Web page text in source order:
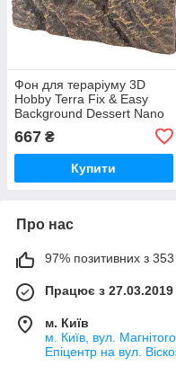
Фон для тераріуму 3D
Hobby Terra Fix & Easy
Background Dessert Nano
1 24,7x19,3x4,5см (31250)
667 ₴
Купити
Про нас
97% позитивних з 353
Працює з 27.03.2019
м. Київ
м. Київ, вул.
Епіцентр на вул.